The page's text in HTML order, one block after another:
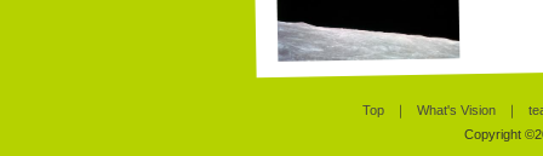
Top ｜ What's Vision ｜
Copyright